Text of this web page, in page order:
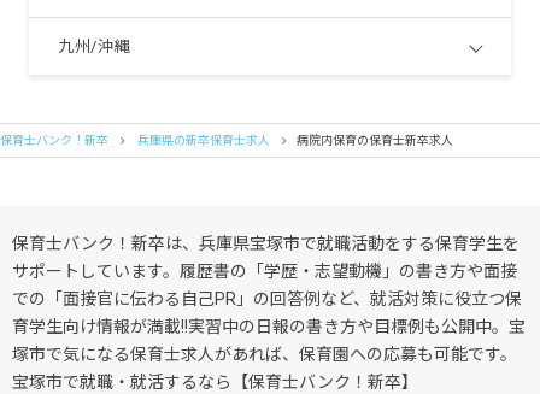
九州/沖縄
保育士バンク！新卒 兵庫県の新卒保育士求人 病院内保育の保育士新卒求人
保育士バンク！新卒は、兵庫県宝塚市で就職活動をする保育学生を
サポートしています。履歴書の「学歴・志望動機」の書き方や面接
での「面接官に伝わる自己PR」の回答例など、就活対策に役立つ保
育学生向け情報が満載!!実習中の日報の書き方や目標例も公開中。宝
塚市で気になる保育士求人があれば、保育園への応募も可能です。
宝塚市で就職・就活するなら【保育士バンク！新卒】